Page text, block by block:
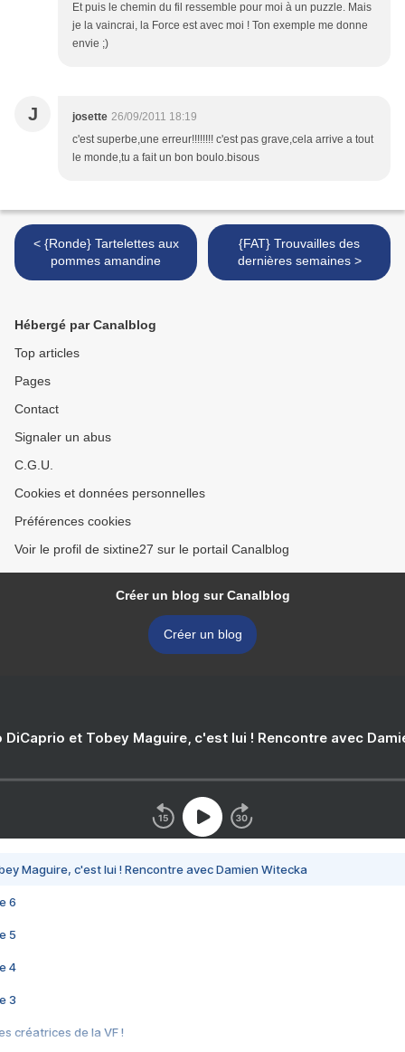
Et puis le chemin du fil ressemble pour moi à un puzzle. Mais
je la vaincrai, la Force est avec moi ! Ton exemple me donne
envie ;)
J josette 26/09/2011 18:19
c'est superbe,une erreur!!!!!!!! c'est pas grave,cela arrive a tout
le monde,tu a fait un bon boulo.bisous
< {Ronde} Tartelettes aux
pommes amandine
{FAT} Trouvailles des
dernières semaines >
Hébergé par Canalblog
Top articles
Pages
Contact
Signaler un abus
C.G.U.
Cookies et données personnelles
Préférences cookies
Voir le profil de sixtine27 sur le portail Canalblog
Créer un blog sur Canalblog
Créer un blog
DiCaprio et Tobey Maguire, c'est lui ! Rencontre avec
Maguire, c'est lui ! Rencontre avec Damien Witecka
6
5
4
3
créatrices de la VF !